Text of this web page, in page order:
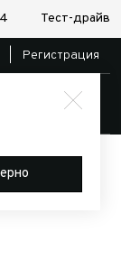
Тест-драйв
Регистрация
Домкраты и